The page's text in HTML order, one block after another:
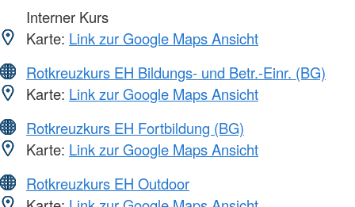
Interner Kurs
Karte: Link zur Google Maps Ansicht
Rotkreuzkurs EH Bildungs- und Betr.-Einr. (BG)
Karte: Link zur Google Maps Ansicht
Rotkreuzkurs EH Fortbildung (BG)
Karte: Link zur Google Maps Ansicht
Rotkreuzkurs EH Outdoor